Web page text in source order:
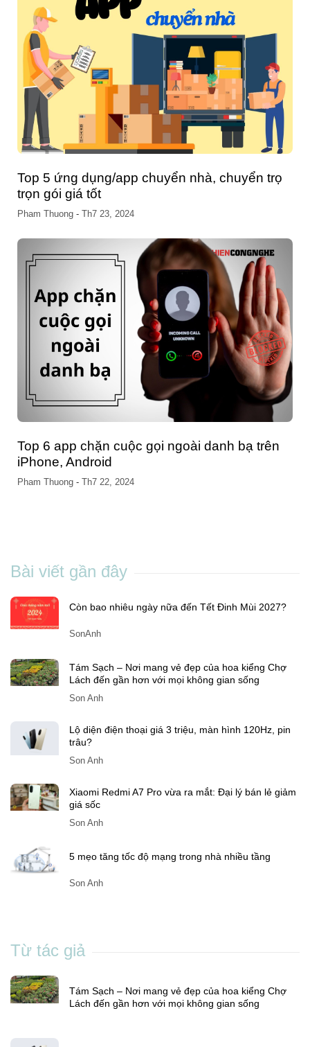
Top 5 ứng dụng/app chuyển nhà, chuyển trọ
trọn gói giá tốt
Pham Thuong - Th7 23, 2024
Top 6 app chặn cuộc gọi ngoài danh bạ trên
iPhone, Android
Pham Thuong - Th7 22, 2024
Bài viết gần đây
Còn bao nhiêu ngày nữa đến Tết Đinh Mùi 2027?
SonAnh
Tám Sạch – Nơi mang vẻ đẹp của hoa kiểng Chợ
Lách đến gần hơn với mọi không gian sống
Son Anh
Lộ diện điện thoại giá 3 triệu, màn hình 120Hz, pin
trâu?
Son Anh
Xiaomi Redmi A7 Pro vừa ra mắt: Đại lý bán lẻ giảm
giá sốc
Son Anh
5 mẹo tăng tốc độ mạng trong nhà nhiều tầng
Son Anh
Từ tác giả
Tám Sạch – Nơi mang vẻ đẹp của hoa kiểng Chợ
Lách đến gần hơn với mọi không gian sống